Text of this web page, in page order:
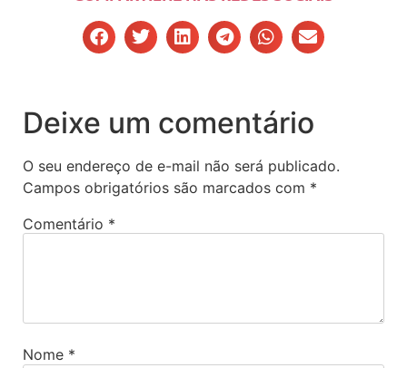
Deixe um comentário
O seu endereço de e-mail não será publicado.
Campos obrigatórios são marcados com *
Comentário *
Nome *